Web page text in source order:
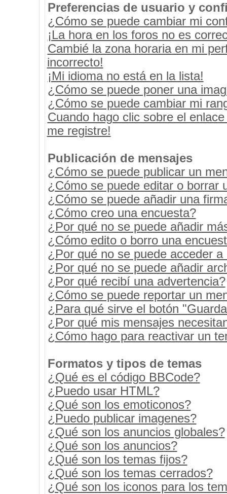
Preferencias de usuario y
¿Cómo se puede cambiar mi
¡La hora en los foros no es
Cambié la zona horaria en mi
incorrecto!
¡Mi idioma no está en la lista!
¿Cómo se puede poner una
¿Cómo se puede cambiar mi
Cuando hago clic sobre el
me registre!
Publicación de mensajes
¿Cómo se puede publicar un
¿Cómo se puede editar o borrar
¿Cómo se puede añadir una
¿Cómo creo una encuesta?
¿Por qué no se puede añadir
¿Cómo edito o borro una
¿Por qué no se puede acceder a
¿Por qué no se puede añadir
¿Por qué recibí una advertencia?
¿Cómo se puede reportar un
¿Para qué sirve el botón
¿Por qué mis mensajes
¿Cómo hago para reactivar un
Formatos y tipos de temas
¿Qué es el código BBCode?
¿Puedo usar HTML?
¿Qué son los emoticonos?
¿Puedo publicar imagenes?
¿Qué son los anuncios globales?
¿Qué son los anuncios?
¿Qué son los temas fijos?
¿Qué son los temas cerrados?
¿Qué son los iconos para los